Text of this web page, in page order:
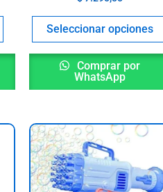
Seleccionar opciones
Comprar por
WhatsApp